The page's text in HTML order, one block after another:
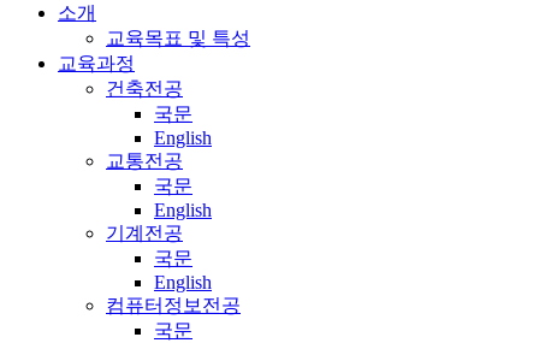
소개
교육목표 및 특성
교육과정
건축전공
국문
English
교통전공
국문
English
기계전공
국문
English
컴퓨터정보전공
국문